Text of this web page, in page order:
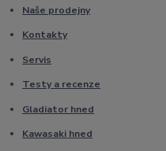
Naše prodejny
Kontakty
Servis
Testy a recenze
Gladiator hned
Kawasaki hned